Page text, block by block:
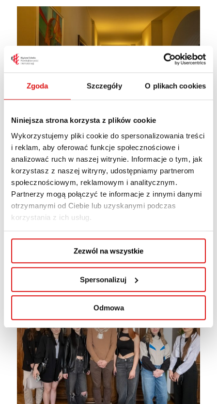
Zgoda Szczegóły O plikach cookies
Niniejsza strona korzysta z plików cookie
Wykorzystujemy pliki cookie do spersonalizowania treści
i reklam, aby oferować funkcje społecznościowe i
analizować ruch w naszej witrynie. Informacje o tym, jak
korzystasz z naszej witryny, udostępniamy partnerom
społecznościowym, reklamowym i analitycznym.
Partnerzy mogą połączyć te informacje z innymi danymi
otrzymanymi od Ciebie lub uzyskanymi podczas
korzystania z ich usług.
Zezwól na wszystkie
Spersonalizuj
Odmowa